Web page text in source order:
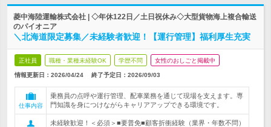
菱中海陸運輸株式会社 | ◇年休122日／土日祝休み◇大型貨物海上複合輸送
のパイオニア
＼北海道限定募集／未経験者歓迎！【運行管理】福利厚生充実
正社員 職種・業種未経験OK 学歴不問 女性のおしごと掲載中
情報更新日：2026/04/24 終了予定日： 2026/09/03
仕事内容
乗務員の点呼や運行管理、配車業務を通じて現場を支えます。専
門知識を身につけながらキャリアアップできる環境です。
未経験歓迎！＜必須＞■要普免■顧客折衝経験（業界・年数不問）